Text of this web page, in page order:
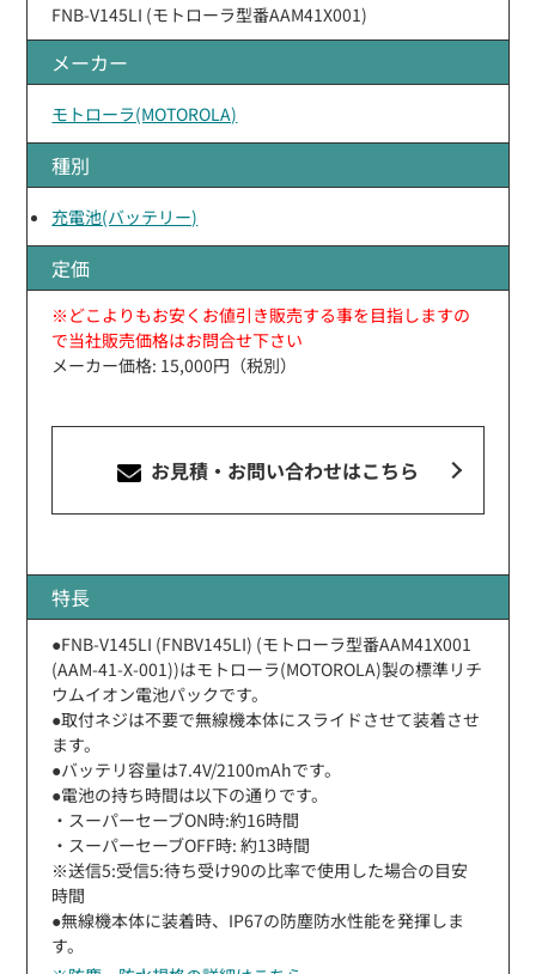
FNB-V145LI (モトローラ型番AAM41X001)
メーカー
モトローラ(MOTOROLA)
種別
充電池(バッテリー)
定価
※どこよりもお安くお値引き販売する事を目指しますの
で当社販売価格はお問合せ下さい
メーカー価格: 15,000円（税別）
お見積・お問い合わせはこちら
特長
●FNB-V145LI (FNBV145LI) (モトローラ型番AAM41X001
(AAM-41-X-001))はモトローラ(MOTOROLA)製の標準リチ
ウムイオン電池パックです。
●取付ネジは不要で無線機本体にスライドさせて装着させ
ます。
●バッテリ容量は7.4V/2100mAhです。
●電池の持ち時間は以下の通りです。
・スーパーセーブON時:約16時間
・スーパーセーブOFF時: 約13時間
※送信5:受信5:待ち受け90の比率で使用した場合の目安
時間
●無線機本体に装着時、IP67の防塵防水性能を発揮しま
す。